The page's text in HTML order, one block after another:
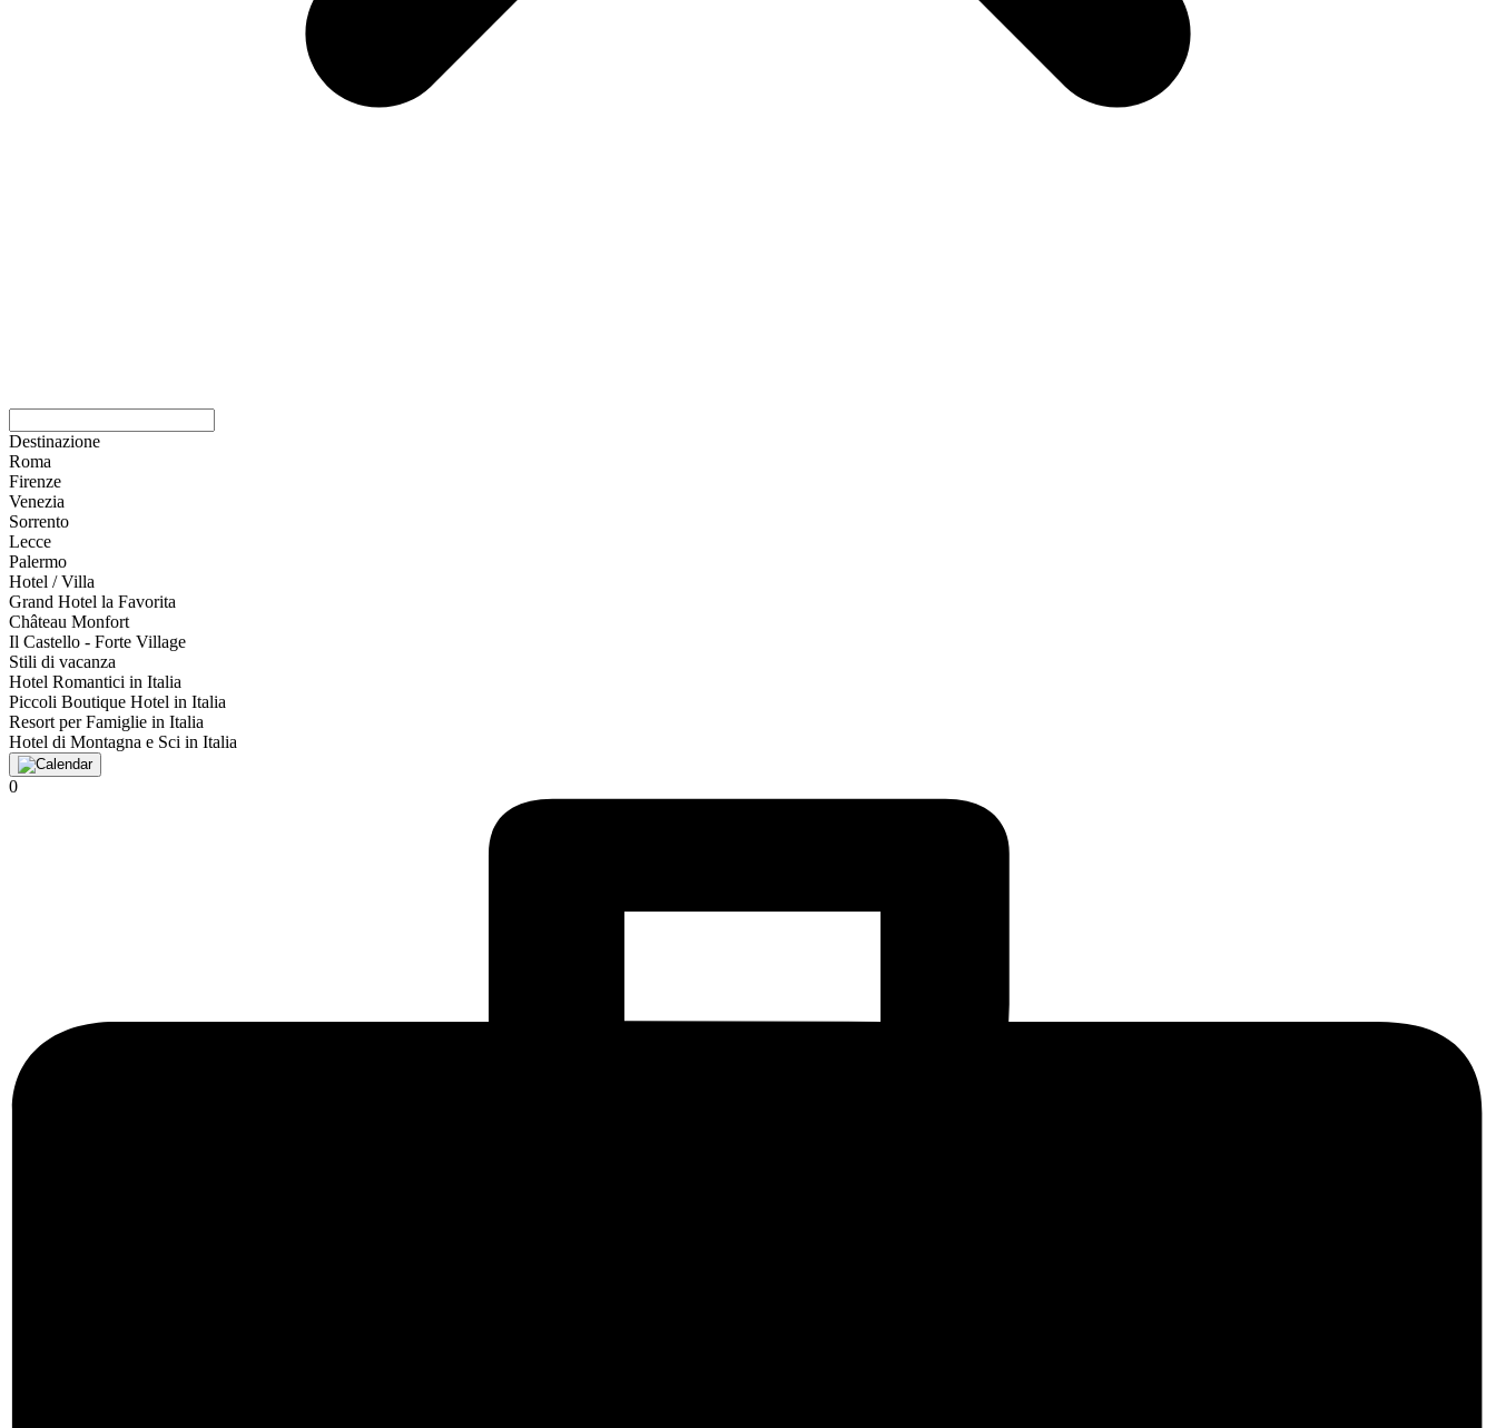
Destinazione
Roma
Firenze
Venezia
Sorrento
Lecce
Palermo
Hotel / Villa
Grand Hotel la Favorita
Château Monfort
Il Castello - Forte Village
Stili di vacanza
Hotel Romantici in Italia
Piccoli Boutique Hotel in Italia
Resort per Famiglie in Italia
Hotel di Montagna e Sci in Italia
0